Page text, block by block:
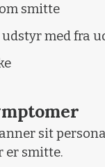
smitte
med fra
sit
er smitte.